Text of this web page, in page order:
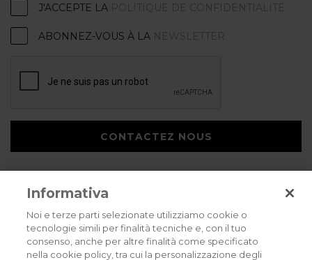
J'ACCEPTE LA POLITIQUE DE CONFIDENTIALITÉ
ABONNEZ-VOUS À LA NEWSLETTER
CONTACTEZ NOUS
Privacy policy Cookies policy Careers
Informativa
Noi e terze parti selezionate utilizziamo cookie o
tecnologie simili per finalità tecniche e, con il tuo
consenso, anche per altre finalità come specificato
nella cookie policy, tra cui la personalizzazione degli